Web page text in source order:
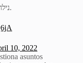
נילחם בטרור בכל הכלים שעומדים לרשותנו, וננצח.
10, 2022
asuntos